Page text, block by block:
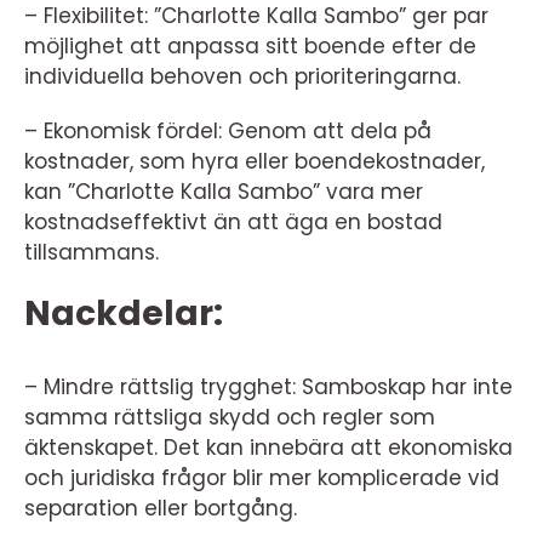
– Flexibilitet: ”Charlotte Kalla Sambo” ger par
möjlighet att anpassa sitt boende efter de
individuella behoven och prioriteringarna.
– Ekonomisk fördel: Genom att dela på
kostnader, som hyra eller boendekostnader,
kan ”Charlotte Kalla Sambo” vara mer
kostnadseffektivt än att äga en bostad
tillsammans.
Nackdelar:
– Mindre rättslig trygghet: Samboskap har inte
samma rättsliga skydd och regler som
äktenskapet. Det kan innebära att ekonomiska
och juridiska frågor blir mer komplicerade vid
separation eller bortgång.